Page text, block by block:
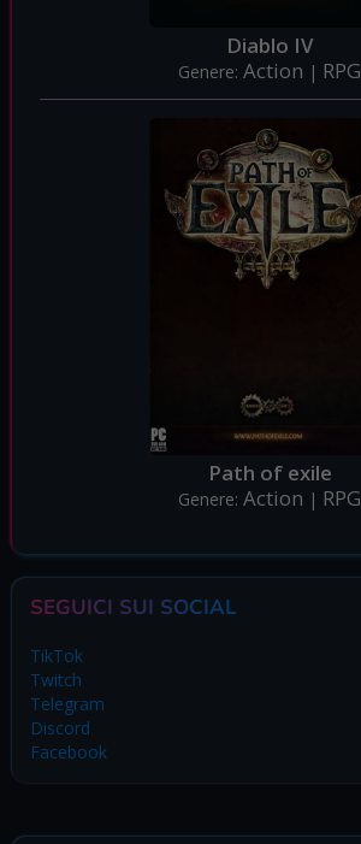
Diablo IV
Genere: Action | RPG
Path of exile
Genere: Action | RPG
SEGUICI SUI SOCIAL
TikTok
Twitch
Telegram
Discord
Facebook